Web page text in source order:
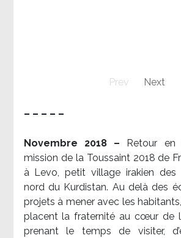
Prev Next
– – – – –
Novembre 2018 –
Retour
mission de la Toussaint 2018 de
à Levo, petit village irakien des
nord du Kurdistan. Au delà des
projets à mener avec les
placent la fraternité au cœur de
prenant le temps de visiter,